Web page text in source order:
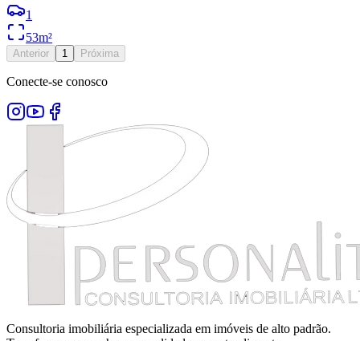
1
53m²
Anterior 1 Próxima
Conecte-se conosco
Consultoria imobiliária especializada em imóveis de alto padrão.